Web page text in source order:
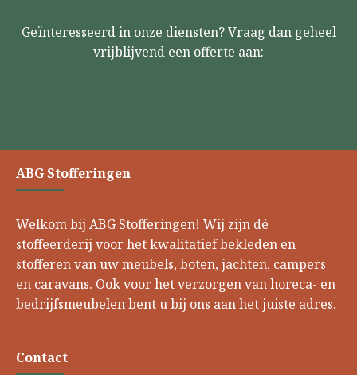
Geïnteresseerd in onze diensten? Vraag dan geheel
vrijblijvend een offerte aan:
ABG Stofferingen
Welkom bij ABG Stofferingen! Wij zijn dé
stoffeerderij voor het kwalitatief bekleden en
stofferen van uw meubels, boten, jachten, campers
en caravans. Ook voor het verzorgen van horeca- en
bedrijfsmeubelen bent u bij ons aan het juiste adres.
Contact